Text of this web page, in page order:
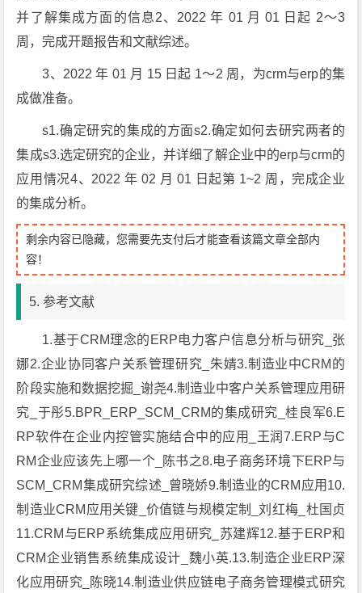
并了解集成方面的信息2、2022 年 01 月 01 日起 2～3
周，完成开题报告和文献综述。
3、2022 年 01 月 15 日起 1～2 周，为crm与erp的集
成做准备。
s1.确定研究的集成的方面s2.确定如何去研究两者的
集成s3.选定研究的企业，并详细了解企业中的erp与crm的
应用情况4、2022 年 02 月 01 日起第 1~2 周，完成企业
的集成分析。
剩余内容已隐藏，您需要先支付后才能查看该篇文章全部内
容！
5. 参考文献
1.基于CRM理念的ERP电力客户信息分析与研究_张
娜2.企业协同客户关系管理研究_朱婧3.制造业中CRM的
阶段实施和数据挖掘_谢尧4.制造业中客户关系管理应用研
究_于彤5.BPR_ERP_SCM_CRM的集成研究_桂良军6.E
RP软件在企业内控管实施结合中的应用_王润7.ERP与C
RM企业应该先上哪一个_陈书之8.电子商务环境下ERP与
SCM_CRM集成研究综述_曾晓娇9.制造业的CRM应用10.
制造业CRM应用关键_价值链与规模定制_刘红梅_杜国贞
11.CRM与ERP系统集成应用研究_苏建辉12.基于ERP和
CRM企业销售系统集成设计_魏小英.13.制造企业ERP深
化应用研究_陈晓14.制造业供应链电子商务管理模式研究